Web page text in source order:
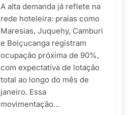
A alta demanda já reflete na
rede hoteleira: praias como
Maresias, Juquehy, Camburi
e Boiçucanga registram
ocupação próxima de 90%,
com expectativa de lotação
total ao longo do mês de
janeiro. Essa
movimentação…